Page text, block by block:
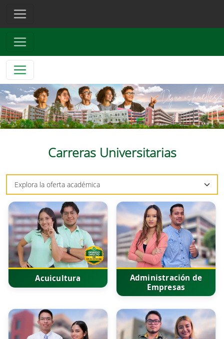
Carreras Universitarias
Acuicultura
Administración de
Empresas